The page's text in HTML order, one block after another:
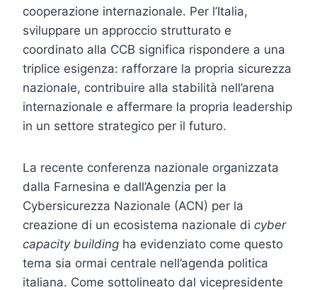
cooperazione internazionale. Per l’Italia,
sviluppare un approccio strutturato e
coordinato alla CCB significa rispondere a una
triplice esigenza: rafforzare la propria sicurezza
nazionale, contribuire alla stabilità nell’arena
internazionale e affermare la propria leadership
in un settore strategico per il futuro.
La recente conferenza nazionale organizzata
dalla Farnesina e dall’Agenzia per la
Cybersicurezza Nazionale (ACN) per la
creazione di un ecosistema nazionale di cyber
capacity building ha evidenziato come questo
tema sia ormai centrale nell’agenda politica
italiana. Come sottolineato dal vicepresidente